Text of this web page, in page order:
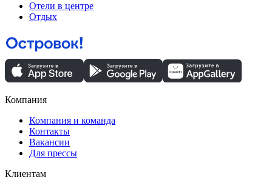
Отели в центре
Отдых
Компания
Компания и команда
Контакты
Вакансии
Для прессы
Клиентам